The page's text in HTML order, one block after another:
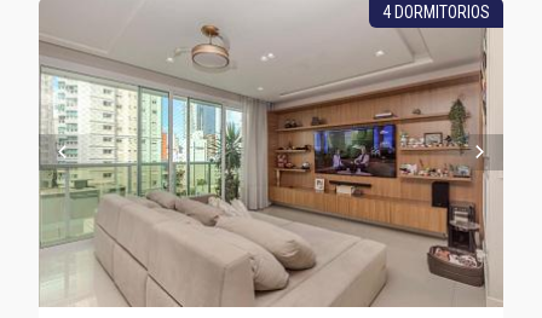
4 DORMITORIOS